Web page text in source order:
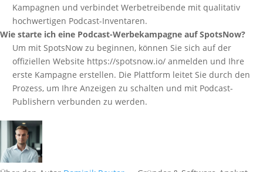
Kampagnen und verbindet Werbetreibende mit qualitativ
hochwertigen Podcast-Inventaren.
Wie starte ich eine Podcast-Werbekampagne auf SpotsNow?
Um mit SpotsNow zu beginnen, können Sie sich auf der
offiziellen Website https://spotsnow.io/ anmelden und Ihre
erste Kampagne erstellen. Die Plattform leitet Sie durch den
Prozess, um Ihre Anzeigen zu schalten und mit Podcast-
Publishern verbunden zu werden.